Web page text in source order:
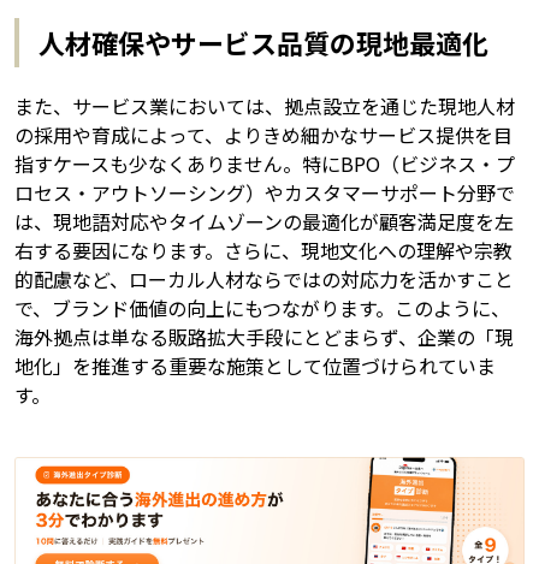
人材確保やサービス品質の現地最適化
また、サービス業においては、拠点設立を通じた現地人材
の採用や育成によって、よりきめ細かなサービス提供を目
指すケースも少なくありません。特にBPO（ビジネス・プ
ロセス・アウトソーシング）やカスタマーサポート分野で
は、現地語対応やタイムゾーンの最適化が顧客満足度を左
右する要因になります。さらに、現地文化への理解や宗教
的配慮など、ローカル人材ならではの対応力を活かすこと
で、ブランド価値の向上にもつながります。このように、
海外拠点は単なる販路拡大手段にとどまらず、企業の「現
地化」を推進する重要な施策として位置づけられていま
す。